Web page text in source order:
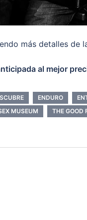
más detalles de
al mejor
ENDURO
MUSEUM THE GOOD